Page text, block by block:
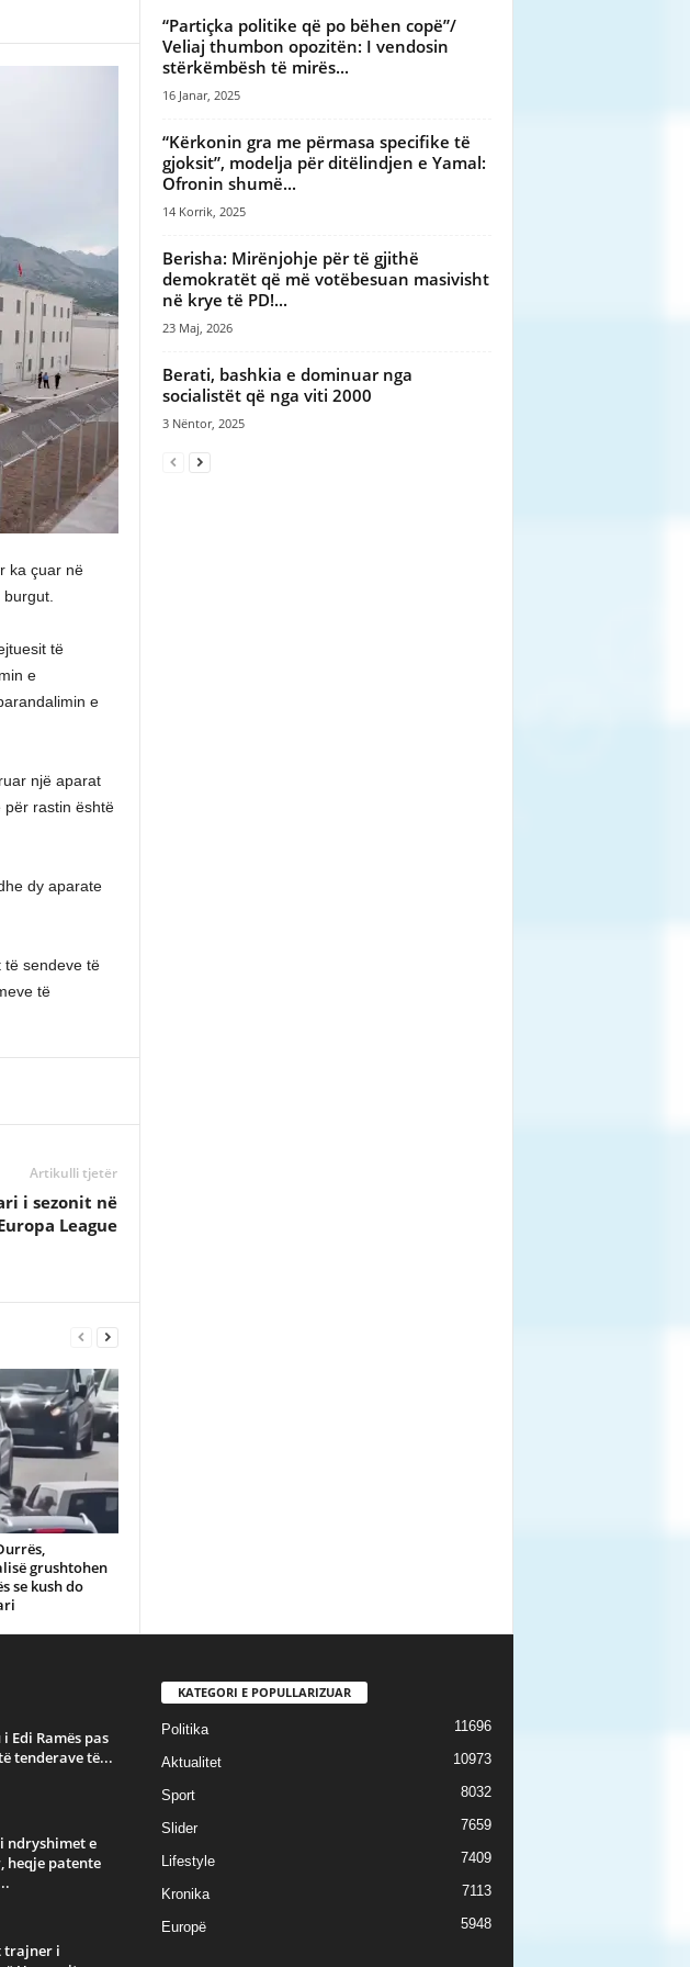
ka çuar në
të
e
e
një aparat
për rastin është
dy aparate
të sendeve të
të
Artikulli tjetër
i sezonit në
League
grushtohen
se kush do
“Partiçka politike që po bëhen copë”/
Veliaj thumbon opozitën: I vendosin
stërkëmbësh të mirës...
16 Janar, 2025
“Kërkonin gra me përmasa specifike të
gjoksit”, modelja për ditëlindjen e Yamal:
Ofronin shumë...
14 Korrik, 2025
Berisha: Mirënjohje për të gjithë
demokratët që më votëbesuan masivisht
në krye të PD!...
23 Maj, 2026
Berati, bashkia e dominuar nga
socialistët që nga viti 2000
3 Nëntor, 2025
Edi Ramës pas
tenderave të...
ndryshimet e
heqje patente
trajner i
KATEGORI E POPULLARIZUAR
Politika 11696
Aktualitet 10973
Sport 8032
Slider 7659
Lifestyle 7409
Kronika 7113
Europë 5948